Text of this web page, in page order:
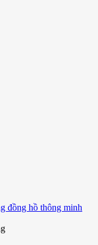
đồng hồ thông minh